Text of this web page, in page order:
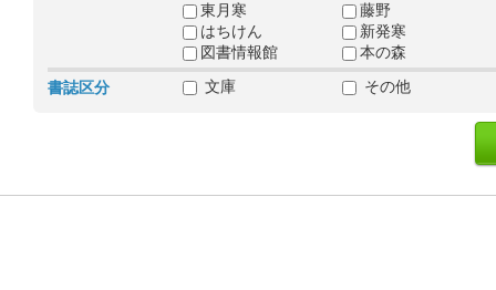
東月寒
藤野
はちけん
新発寒
図書情報館
本の森
書誌区分
文庫 その他